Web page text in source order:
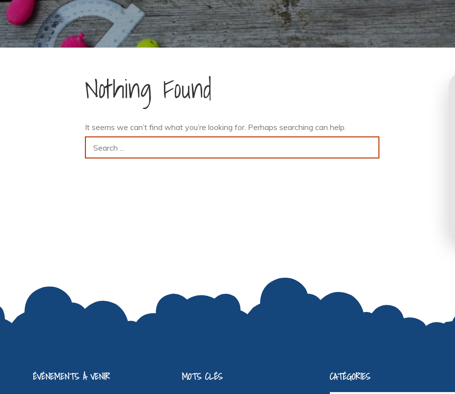
Nothing Found
It seems we can’t find what you’re looking for. Perhaps searching can help.
Search
for:
ÉVÉNEMENTS À VENIR MOTS CLÉS CATÉGORIES